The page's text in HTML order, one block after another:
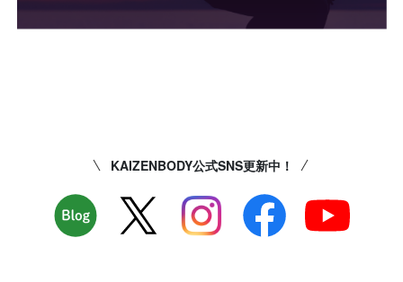
KAIZENBODY公式SNS更新中！